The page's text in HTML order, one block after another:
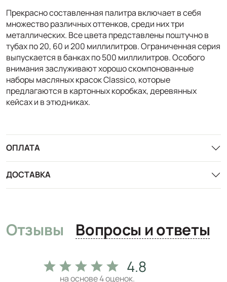
Прекрасно составленная палитра включает в себя
множество различных оттенков, среди них три
металлических. Все цвета представлены поштучно в
тубах по 20, 60 и 200 миллилитров. Ограниченная серия
выпускается в банках по 500 миллилитров. Особого
внимания заслуживают хорошо скомпонованные
наборы масляных красок Classico, которые
предлагаются в картонных коробках, деревянных
кейсах и в этюдниках.
ОПЛАТА
ДОСТАВКА
Отзывы Вопросы и ответы
4.8
на основе4оценок.